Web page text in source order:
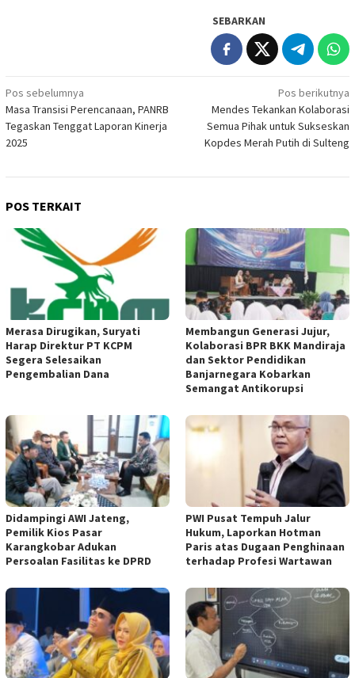
SEBARKAN
Navigasi
pos
Pos sebelumnya
Masa Transisi Perencanaan, PANRB
Tegaskan Tenggat Laporan Kinerja
2025
Pos berikutnya
Mendes Tekankan Kolaborasi
Semua Pihak untuk Sukseskan
Kopdes Merah Putih di Sulteng
POS TERKAIT
Merasa Dirugikan, Suryati
Harap Direktur PT KCPM
Segera Selesaikan
Pengembalian Dana
Membangun Generasi Jujur,
Kolaborasi BPR BKK Mandiraja
dan Sektor Pendidikan
Banjarnegara Kobarkan
Semangat Antikorupsi
Didampingi AWI Jateng,
Pemilik Kios Pasar
Karangkobar Adukan
Persoalan Fasilitas ke DPRD
PWI Pusat Tempuh Jalur
Hukum, Laporkan Hotman
Paris atas Dugaan Penghinaan
terhadap Profesi Wartawan